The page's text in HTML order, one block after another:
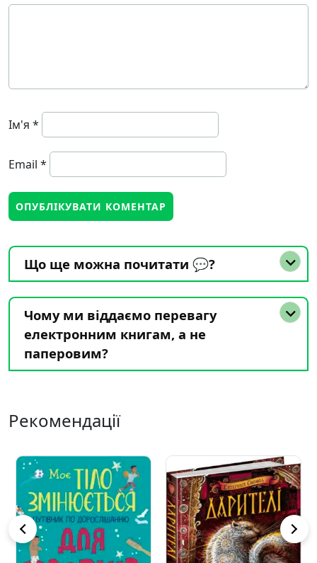
Ім'я *
Email *
Що ще можна почитати 💬?
Чому ми віддаємо перевагу
електронним книгам, а не
паперовим?
Рекомендації